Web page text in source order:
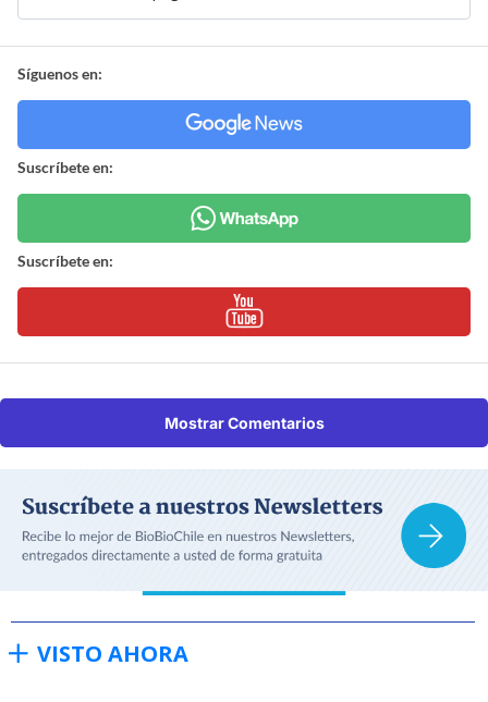
Síguenos en:
Suscríbete en:
Suscríbete en:
Mostrar Comentarios
VISTO AHORA